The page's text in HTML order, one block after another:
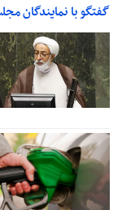
گفتگو با نمایندگان